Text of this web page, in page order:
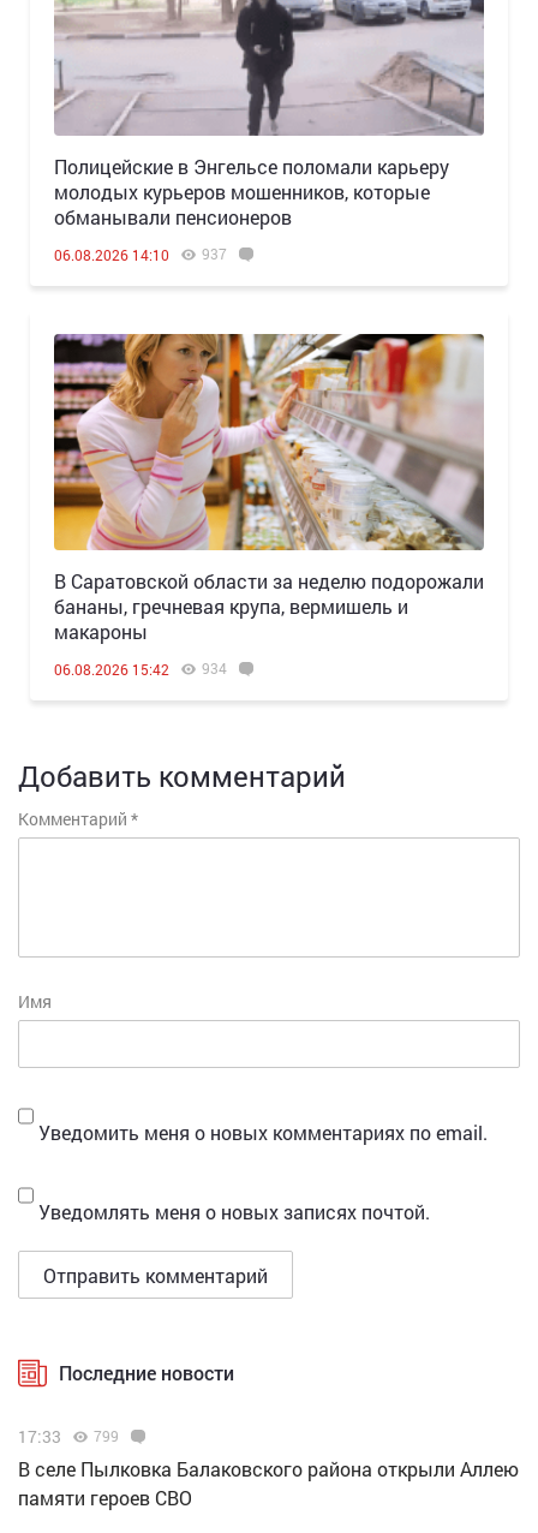
Полицейские в Энгельсе поломали карьеру
молодых курьеров мошенников, которые
обманывали пенсионеров
06.08.2026 14:10 937
В Саратовской области за неделю подорожали
бананы, гречневая крупа, вермишель и
макароны
06.08.2026 15:42 934
Добавить комментарий
Комментарий *
Имя
Уведомить меня о новых комментариях по email.
Уведомлять меня о новых записях почтой.
Последние новости
17:33 799
В селе Пылковка Балаковского района открыли Аллею
памяти героев СВО